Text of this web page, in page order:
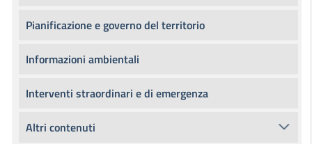
Pianificazione e governo del territorio
Informazioni ambientali
Interventi straordinari e di emergenza
Altri contenuti